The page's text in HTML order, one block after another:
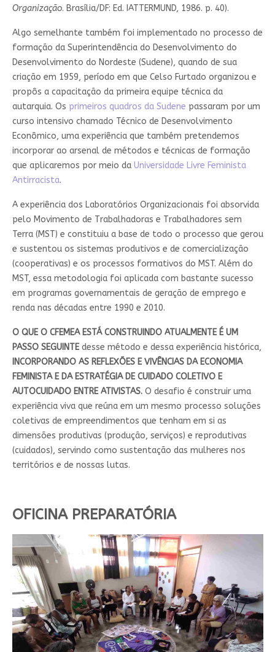
Organização. Brasília/DF: Ed. IATTERMUND, 1986. p. 40).
Algo semelhante também foi implementado no processo de
formação da Superintendência do Desenvolvimento do
Desenvolvimento do Nordeste (Sudene), quando de sua
criação em 1959, período em que Celso Furtado organizou e
propôs a capacitação da primeira equipe técnica da
autarquia. Os primeiros quadros da Sudene passaram por um
curso intensivo chamado Técnico de Desenvolvimento
Econômico, uma experiência que também pretendemos
incorporar ao arsenal de métodos e técnicas de formação
que aplicaremos por meio da Universidade Livre Feminista
Antirracista.
A experiência dos Laboratórios Organizacionais foi absorvida
pelo Movimento de Trabalhadoras e Trabalhadores sem
Terra (MST) e constituiu a base de todo o processo que gerou
e sustentou os sistemas produtivos e de comercialização
(cooperativas) e os processos formativos do MST. Além do
MST, essa metodologia foi aplicada com bastante sucesso
em programas governamentais de geração de emprego e
renda nas décadas entre 1990 e 2010.
O QUE O CFEMEA ESTÁ CONSTRUINDO ATUALMENTE É UM
PASSO SEGUINTEdesse método e dessa experiência histórica,
INCORPORANDO AS REFLEXÕES E VIVÊNCIAS DA ECONOMIA
FEMINISTA E DA ESTRATÉGIA DE CUIDADO COLETIVO E
AUTOCUIDADO ENTRE ATIVISTAS.O desafio é construir uma
experiência viva que reúna em um mesmo processo soluções
coletivas de empreendimentos que tenham em si as
dimensões produtivas (produção, serviços) e reprodutivas
(cuidados), servindo como sustentação das mulheres nos
territórios e de nossas lutas.
OFICINA PREPARATÓRIA